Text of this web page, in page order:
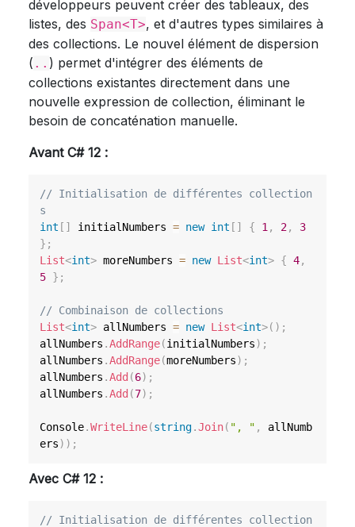
développeurs peuvent créer des tableaux, des
listes, des Span<T>, et d'autres types similaires à
des collections. Le nouvel élément de dispersion
( .. ) permet d'intégrer des éléments de
collections existantes directement dans une
nouvelle expression de collection, éliminant le
besoin de concaténation manuelle.
Avant C# 12 :
// Initialisation de différentes collection
s
int [ ] initialNumbers = new int [ ] { 1 , 2,
3
} ;
List<int> moreNumbers = new List<int> { 4,
5 } ;
// Combinaison de collections
List<int> allNumbers = new List<int>( ) ;
allNumbers .AddRange(initialNumbers) ;
allNumbers .AddRange(moreNumbers) ;
allNumbers .Add (6) ;
allNumbers .Add (7) ;
Console.WriteLine(string.Join( ", " ,
allNumb
ers) ) ;
Avec C# 12 :
// Initialisation de différentes collection